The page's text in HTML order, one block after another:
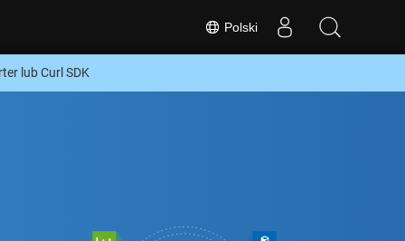
Polski
lub Curl SDK